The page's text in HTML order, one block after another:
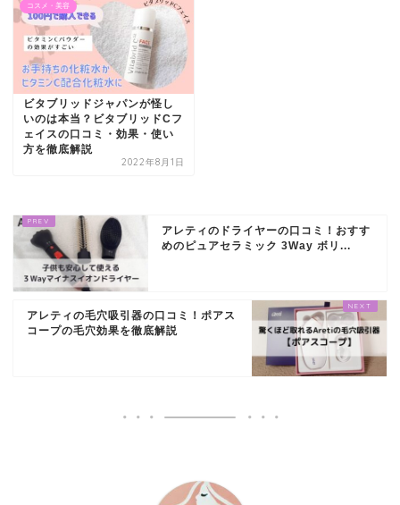
コスメ・美容
ビタブリッドジャパンが怪し
いのは本当？ビタブリッドCフ
ェイスの口コミ・効果・使い
方を徹底解説
2022年8月1日
アレティのドライヤーの口コミ！おすす
めのピュアセラミック 3Way ボリ...
アレティの毛穴吸引器の口コミ！ポアス
コープの毛穴効果を徹底解説